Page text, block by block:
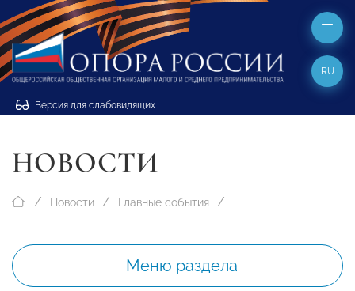
Версия для слабовидящих
RU
НОВОСТИ
Новости Главные события
Меню раздела